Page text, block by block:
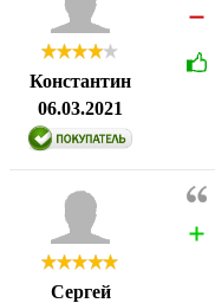
Константин
06.03.2021
Сергей